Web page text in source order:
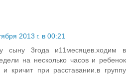
2013 г. в 00:21
сыну 3года и11месяцев.ходим в
на несколько часов и ребенок
кричит при расставании.в группу